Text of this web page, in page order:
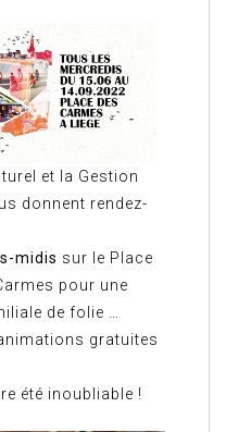
et la Gestion
donnent rendez-
midis sur le Place
pour une
de folie …
gratuites
été inoubliable !